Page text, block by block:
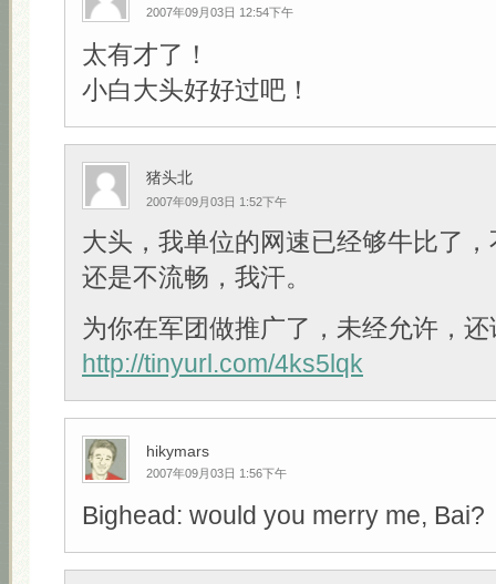
2007年09月03日 12:54下午
太有才了！
小白大头好好过吧！
猪头北
2007年09月03日 1:52下午
大头，我单位的网速已经够牛比了
还是不流畅，我汗。
为你在军团做推广了，未经允许，
http://tinyurl.com/4ks5lqk
hikymars
2007年09月03日 1:56下午
Bighead: would you merry me, Bai?